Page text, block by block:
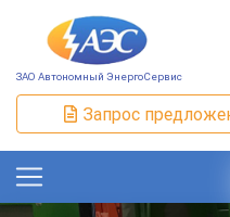
ЗАО Автономный ЭнергоСервис
Запрос